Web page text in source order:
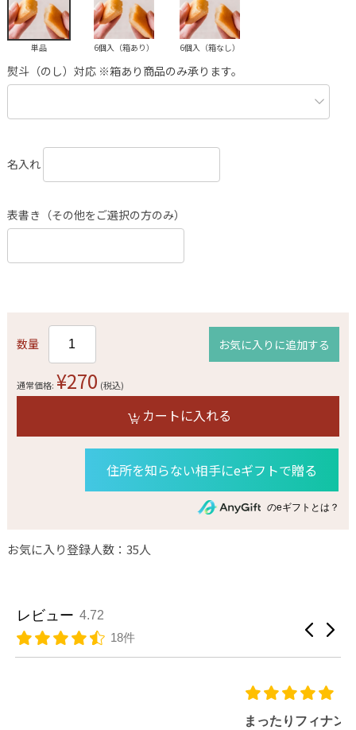
単品 6個入（箱あり） 6個入（箱なし）
熨斗（のし）対応 ※箱あり商品のみ承ります。
名入れ
表書き（その他をご選択の方のみ）
数量 お気に入りに追加する
通常価格: ¥270 (税込)
カートに入れる
住所を知らない相手にeギフトで贈る
のeギフトとは？
お気に入り登録人数：35人
レビュー 4.72
18件